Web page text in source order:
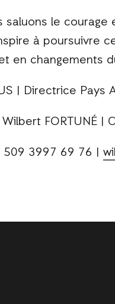
saluons le
à poursuivre
en changements
| Directrice Pays
FORTUNÉ |
69 76 |